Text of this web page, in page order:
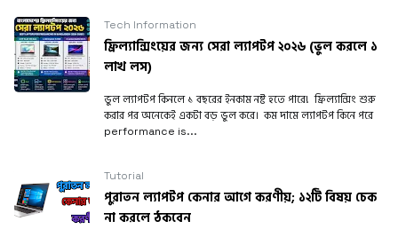
Tech Information
ফ্রিল্যান্সিংয়ের জন্য সেরা ল্যাপটপ ২০২৬ (ভুল করলে ১
লাখ লস)
ভুল ল্যাপটপ কিনলে ১ বছরের ইনকাম নষ্ট হতে পারে! ফ্রিল্যান্সিং শুরু
করার পর অনেকেই একটা বড় ভুল করে। কম দামে ল্যাপটপ কিনে পরে
performance is...
Tutorial
পুরাতন ল্যাপটপ কেনার আগে করণীয়; ১২টি বিষয় চেক
না করলে ঠকবেন